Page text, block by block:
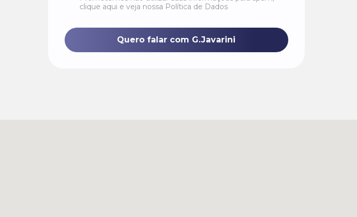
clique aqui e veja nossa Política de Dados